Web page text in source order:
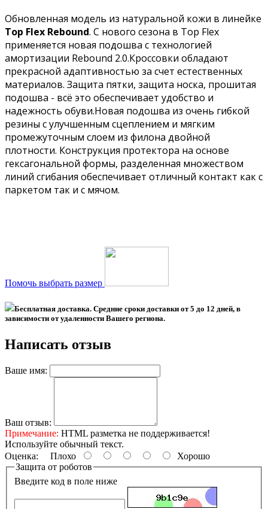
Обновленная модель из натуральной кожи в линейке
Top Flex Rebound. С нового сезона в Top Flex
применяется новая подошва с технологией
амортизации Rebound 2.0.Кроссовки обладают
прекрасной адаптивностью за счет естественных
материалов. Защита пятки, защита носка, прошитая
подошва - всё это обеспечивает удобство и
надежность обуви.Новая подошва из очень гибкой
резины с улучшенным сцеплением и мягким
промежуточным слоем из филона двойной
плотности. Конструкция протектора на основе
гексагональной формы, разделенная множеством
линий сгибания обеспечивает отличный контакт как с
паркетом так и с мячом.
Помочь выбрать размер
Бесплатная доставка. Средние сроки доставки от 5 до 12 дней, в
зависимости от удаленности Вашего региона.
Написать отзыв
Ваше имя:
Ваш отзыв:
Примечание: HTML разметка не поддерживается!
Используйте обычный текст.
Оценка: Плохо
Хорошо
Защита от роботов
Введите код в поле ниже